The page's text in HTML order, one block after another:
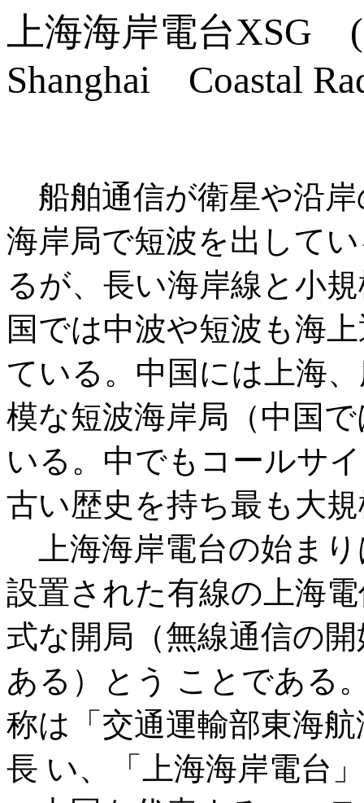
上海海岸電台XSG
Shanghai Coastal
船舶通信が衛星や沿岸
海岸局で短波を出して
るが、長い海岸線と小
国では中波や短波も海
ている。中国には上海
模な短波海岸局（中国
いる。中でもコールサ
古い歴史を持ち最も大
上海海岸電台の始まり
設置された有線の上海
式な開局（無線通信の
ある）とう ことである
称は「交通運輸部東海
長 い、「上海海岸電台